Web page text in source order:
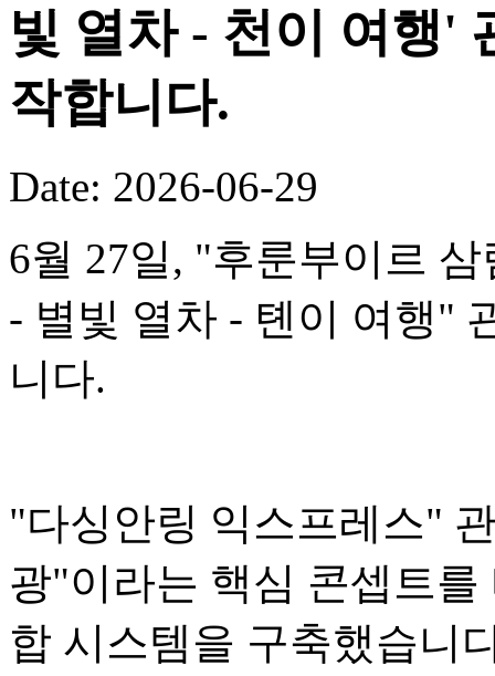
빛 열차 - 천이 여행'
작합니다.
Date: 2026-06-29
6월 27일, "후룬부이르
- 별빛 열차 - 톈이 여행"
니다.
"다싱안링 익스프레스"
광"이라는 핵심 콘셉트
합 시스템을 구축했습니